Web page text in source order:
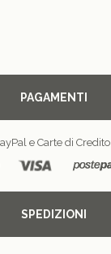
PAGAMENTI
e Carte di Credito
SPEDIZIONI